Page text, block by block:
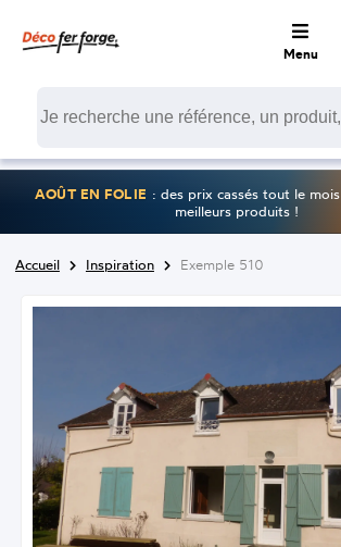
Menu
AOÛT EN FOLIE : des prix cassés tout le
meilleurs produits !
Accueil Inspiration Exemple 510